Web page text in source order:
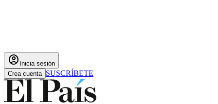
account_circle Inicia sesión
Crea cuenta SUSCRÍBETE